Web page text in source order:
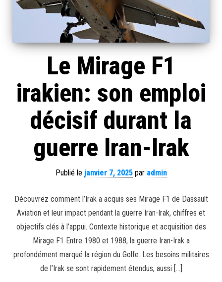
Le Mirage F1
irakien: son emploi
décisif durant la
guerre Iran-Irak
Publié le janvier 7, 2025par admin
Découvrez comment l’Irak a acquis ses Mirage F1 de Dassault
Aviation et leur impact pendant la guerre Iran-Irak, chiffres et
objectifs clés à l’appui. Contexte historique et acquisition des
Mirage F1 Entre 1980 et 1988, la guerre Iran-Irak a
profondément marqué la région du Golfe. Les besoins militaires
de l’Irak se sont rapidement étendus, aussi […]